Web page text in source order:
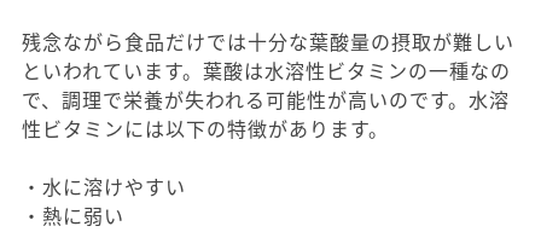
残念ながら食品だけでは十分な葉酸量の摂取が難しい
といわれています。葉酸は水溶性ビタミンの一種なの
で、調理で栄養が失われる可能性が高いのです。水溶
性ビタミンには以下の特徴があります。
・水に溶けやすい
・熱に弱い